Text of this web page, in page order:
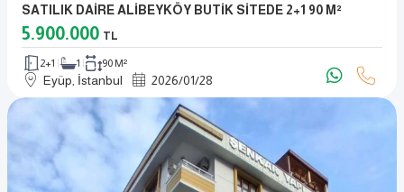
SATILIK DAİRE ALİBEYKÖY BUTİK SİTEDE 2+1 90 M²
5.900.000 TL
2+1 1 90 M²
Eyüp, İstanbul 2026/01/28